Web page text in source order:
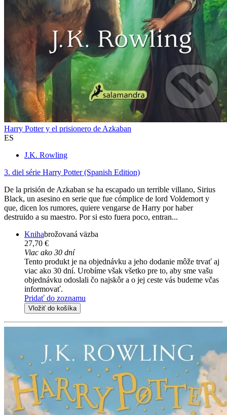
Harry Potter y el prisionero de Azkaban
ES
J.K. Rowling
3. diel série Harry Potter (Spanish Edition)
De la prisión de Azkaban se ha escapado un terrible villano, Sirius
Black, un asesino en serie que fue cómplice de lord Voldemort y
que, dicen los rumores, quiere vengarse de Harry por haber
destruido a su maestro. Por si esto fuera poco, entran...
Knihabrožovaná väzba
27,70 €
Viac ako 30 dní
Tento produkt je na objednávku a jeho dodanie môže trvať aj
viac ako 30 dní. Urobíme však všetko pre to, aby sme vašu
objednávku odoslali čo najskôr a o jej ceste vás budeme včas
informovať.
Pridať do zoznamu
Vložiť do košíka